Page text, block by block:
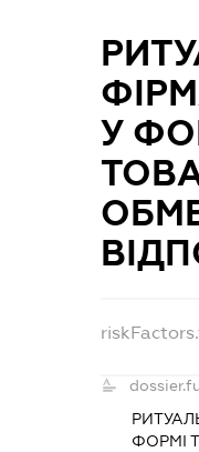
У
ФОРМІ